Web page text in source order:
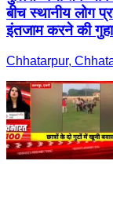
बीच स्थानीय लोग
इंतजाम करने की
Chhatarpur,